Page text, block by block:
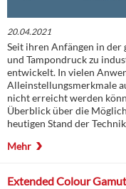
20.04.2021
Seit ihren Anfängen in der
und Tampondruck zu
entwickelt. In vielen
Alleinstellungsmerkmale
nicht erreicht werden
Überblick über die
heutigen Stand der
Mehr
Extended Colour